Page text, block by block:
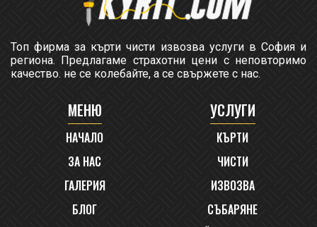
Топ фирма за кърти чисти извозва услуги в София и
региона. Предлагаме страхотни цени с неповторимо
качество. не се колебайте, а се свържете с нас.
МЕНЮ
НАЧАЛО
ЗА НАС
ГАЛЕРИЯ
БЛОГ
УСЛУГИ
КЪРТИ
ЧИСТИ
ИЗВОЗВА
СЪБАРЯНЕ